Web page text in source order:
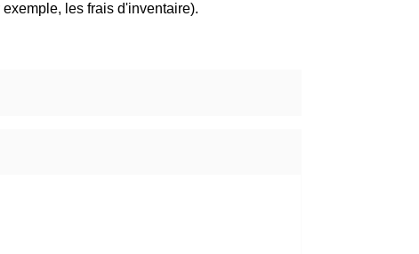
les frais d'inventaire).